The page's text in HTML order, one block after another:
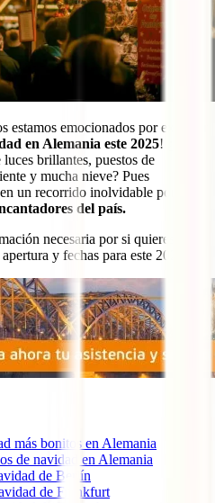
estamos emocionados por explorar
en Alemania este 2025! ¿Tú
luces brillantes, puestos de
y mucha nieve? Pues
un recorrido inolvidable por los
del país.
necesaria por si quieres
y fechas para este 2025.
más bonitos en Alemania
de navidad en Alemania
de Berlín
de Frankfurt